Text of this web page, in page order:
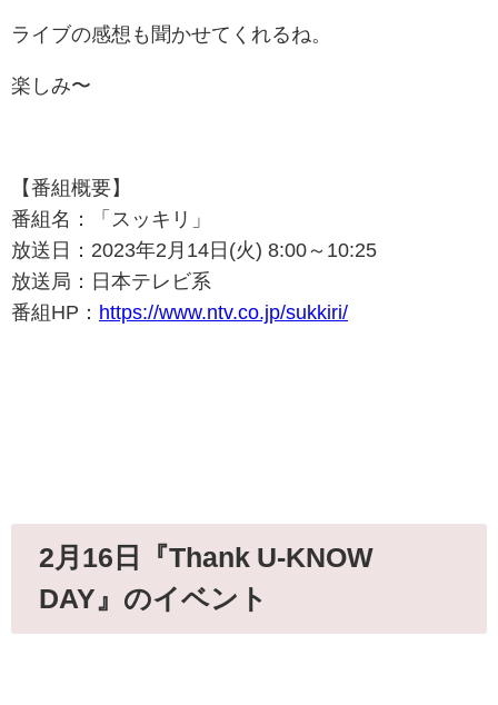
ライブの感想も聞かせてくれるね。
楽しみ〜
【番組概要】
番組名：「スッキリ」
放送日：2023年2月14日(火) 8:00～10:25
放送局：日本テレビ系
番組HP： https://www.ntv.co.jp/sukkiri/
2月16日『Thank U-KNOW
DAY』のイベント